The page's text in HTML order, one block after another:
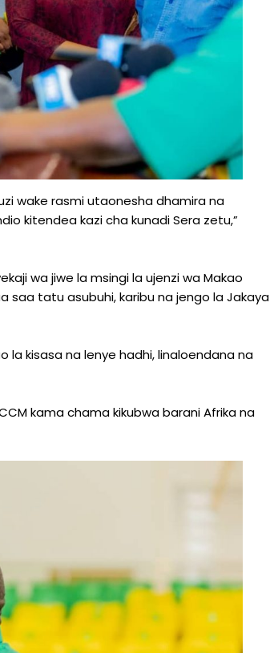
wake rasmi utaonesha dhamira na
kitendea kazi cha kunadi Sera zetu,”
wa jiwe la msingi la ujenzi wa Makao
saa tatu asubuhi, karibu na jengo la Jakaya
la kisasa na lenye hadhi, linaloendana na
kama chama kikubwa barani Afrika na